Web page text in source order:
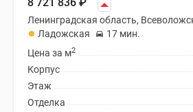
Ленинградская область,
Ладожская
17 мин.
Цена за м2
Корпус
Этаж
Отделка